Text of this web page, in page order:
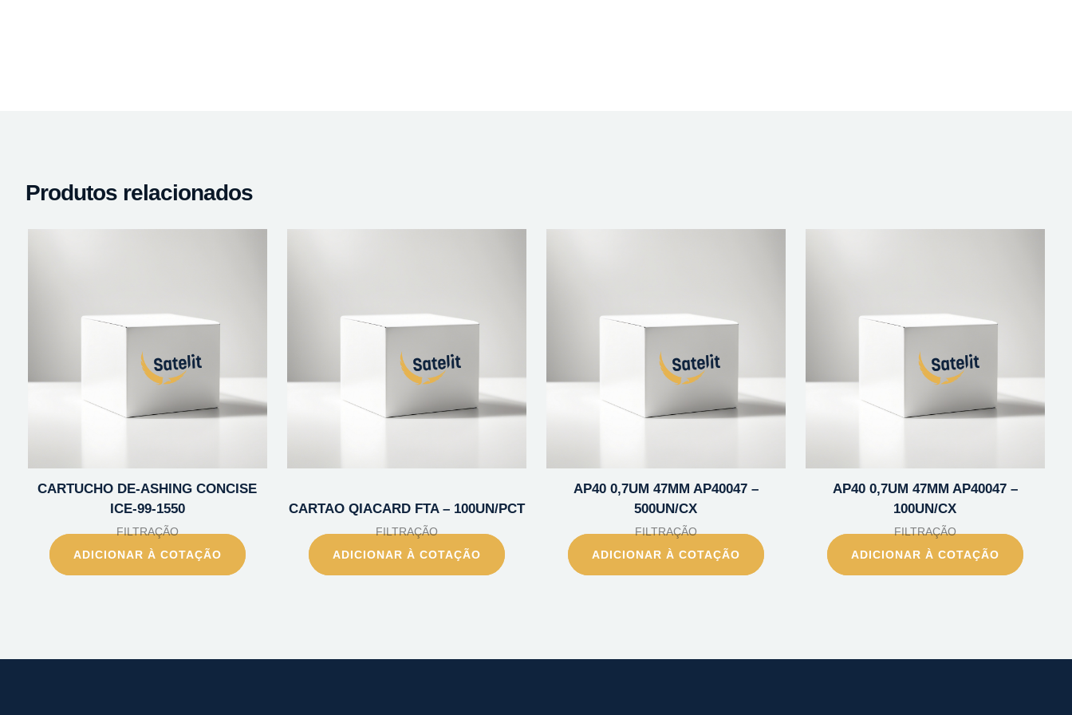
Produtos relacionados
CARTUCHO DE-ASHING CONCISE
ICE-99-1550
FILTRAÇÃO
ADICIONAR À COTAÇÃO
CARTAO QIACARD FTA – 100UN/PCT
FILTRAÇÃO
ADICIONAR À COTAÇÃO
AP40 0,7UM 47MM AP40047 –
500UN/CX
FILTRAÇÃO
ADICIONAR À COTAÇÃO
AP40 0,7UM 47MM AP40047 –
100UN/CX
FILTRAÇÃO
ADICIONAR À COTAÇÃO